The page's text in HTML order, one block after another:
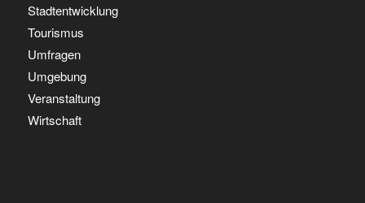
Stadtentwicklung
Tourismus
Umfragen
Umgebung
Veranstaltung
Wirtschaft